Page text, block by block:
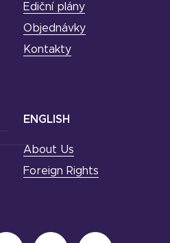
Ediční plány
Objednávky
Kontakty
ENGLISH
About Us
Foreign Rights